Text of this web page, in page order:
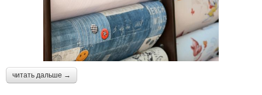
читать дальше →